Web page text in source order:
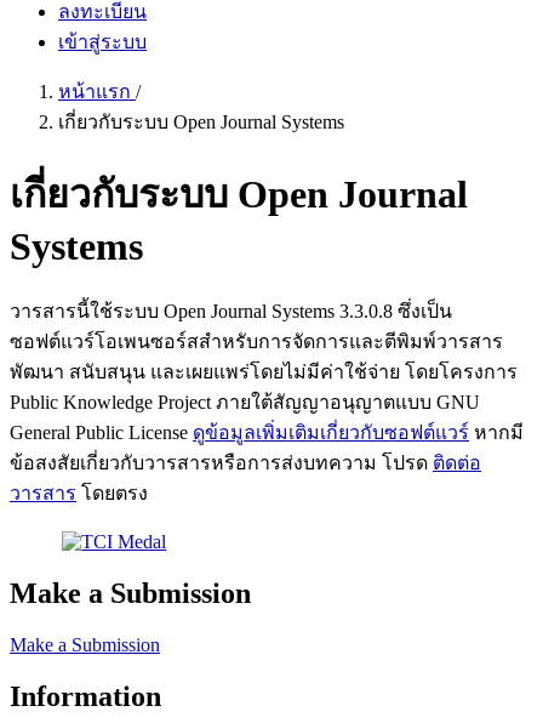
ลงทะเบียน
เข้าสู่ระบบ
หน้าแรก /
เกี่ยวกับระบบ Open Journal Systems
เกี่ยวกับระบบ Open Journal
Systems
วารสารนี้ใช้ระบบ Open Journal Systems 3.3.0.8 ซึ่งเป็น
ซอฟต์แวร์โอเพนซอร์สสำหรับการจัดการและตีพิมพ์วารสาร
พัฒนา สนับสนุน และเผยแพร่โดยไม่มีค่าใช้จ่าย โดยโครงการ
Public Knowledge Project ภายใต้สัญญาอนุญาตแบบ GNU
General Public License ดูข้อมูลเพิ่มเติมเกี่ยวกับซอฟต์แวร์ หากมี
ข้อสงสัยเกี่ยวกับวารสารหรือการส่งบทความ โปรด ติดต่อ
วารสาร โดยตรง
Make a Submission
Make a Submission
Information